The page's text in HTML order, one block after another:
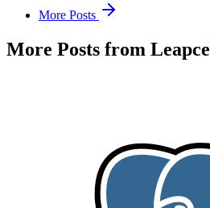
More Posts
More Posts from